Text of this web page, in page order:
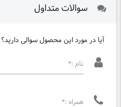
سوالات متداول
آیا در مورد این محصول سوالی دارید؟
نام :*
همراه :*